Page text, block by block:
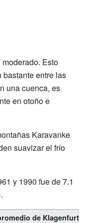
moderado. Esto
entre las
una cuenca, es
en otoño e
Karavanke
suavizar el frío
y 1990 fue de 7.1
de Klagenfurt